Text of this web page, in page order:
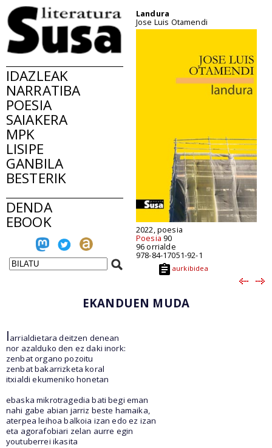
IDAZLEAK
NARRATIBA
POESIA
SAIAKERA
MPK
LISIPE
GANBILA
BESTERIK
DENDA
EBOOK
Landura
Jose Luis Otamendi
2022, poesia
Poesia 90
96 orrialde
978-84-17051-92-1
aurkibidea
EKANDUEN MUDA
larrialdietara deitzen denean
nor azalduko den ez daki inork:
zenbat organo pozoitu
zenbat bakarrizketa koral
itxialdi ekumeniko honetan
ebaska mikrotragedia bati begi eman
nahi gabe abian jarriz beste hamaika,
aterpea leihoa balkoia izan edo ez izan
eta agorafobiari zelan aurre egin
youtuberrei ikasita